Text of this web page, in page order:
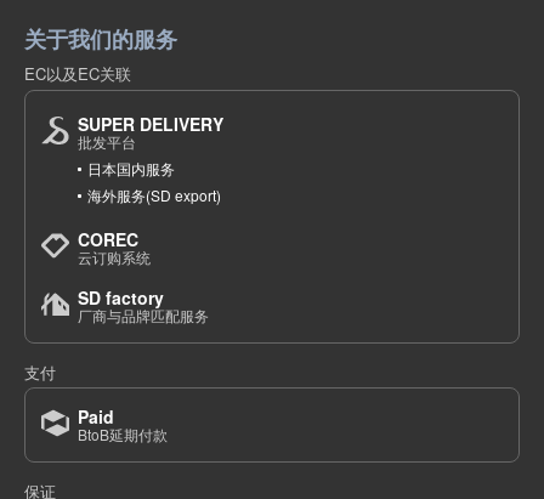
关于我们的服务
EC以及EC关联
SUPER DELIVERY
批发平台
日本国内服务
海外服务(SD export)
COREC
云订购系统
SD factory
厂商与品牌匹配服务
支付
Paid
BtoB延期付款
保证